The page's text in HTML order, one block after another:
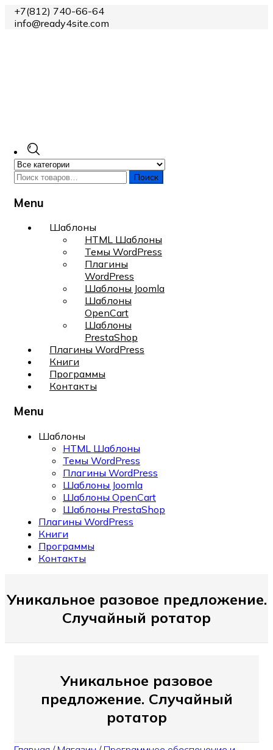
+7(812) 740-66-64
info@ready4site.com
Поиск
Menu
Skip
Шаблоны
HTML Шаблоны
Темы WordPress
Плагины
WordPress
Шаблоны Joomla
Шаблоны
OpenCart
Шаблоны
PrestaShop
Плагины WordPress
Книги
Программы
Контакты
Menu
Шаблоны
HTML Шаблоны
Темы WordPress
Плагины WordPress
Шаблоны Joomla
Шаблоны OpenCart
Шаблоны PrestaShop
Плагины WordPress
Книги
Программы
Контакты
Уникальное разовое предложение.
Случайный ротатор
Уникальное разовое
предложение. Случайный
ротатор